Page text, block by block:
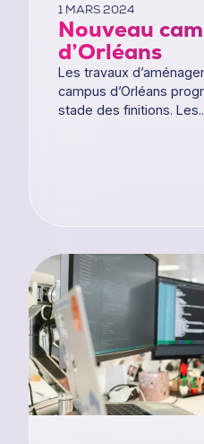
1 MARS 2024
Nouveau
d’Orléans
Les travaux
campus d’Orléans
stade des finitions.